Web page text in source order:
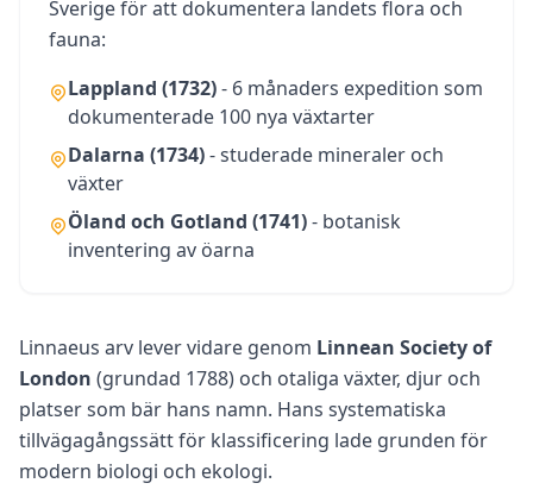
c
e
-
a
s
e
d
c
o
n
t
e
s
i
n
g
Sverige för att dokumentera landets flora och
fauna:
Lappland (1732)- 6 månaders expedition som
dokumenterade 100 nya växtarter
Dalarna (1734)- studerade mineraler och
växter
Öland och Gotland (1741)- botanisk
inventering av öarna
Linnaeus arv lever vidare genom Linnean Society of
London (grundad 1788) och otaliga växter, djur och
platser som bär hans namn. Hans systematiska
tillvägagångssätt för klassificering lade grunden för
modern biologi och ekologi.